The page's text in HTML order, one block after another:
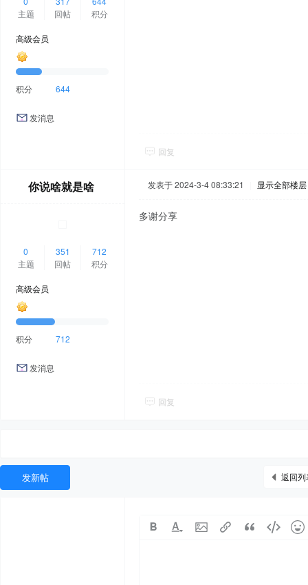
主题
回帖
积分
高级会员
积分 644
发消息
回复
你说啥就是啥
0
主题
351
回帖
712
积分
高级会员
积分 712
发消息
发表于 2024-3-4 08:33:21 显示全部楼层
多谢分享
回复
返回列
发新帖